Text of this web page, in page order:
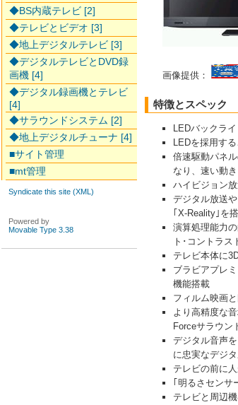
画像提供：
特徴とスペック
LEDバックラ
LEDを採用す
倍速駆動パネ
なり、速い動
ハイビジョン
デジタル放送
｢X-Reality｣を
演算処理能力
ト･コントラス
テレビ本体に
ブラビアプレ
機能搭載
フィルム映画
より高精度な
Forceサラウン
デジタル音声
に忠実なデジ
テレビの前に
｢明るさセンサ
テレビと周辺
◆BS内蔵テレビ [2]
◆テレビとビデオ [3]
◆地上デジタルテレビ [3]
◆デジタルテレビとDVD録
画機 [4]
◆デジタル録画機とテレビ
[4]
◆サラウンドシステム [2]
◆地上デジタルチューナ [4]
■サイト管理
■mt管理
Syndicate this site (XML)
Powered by
Movable Type 3.38